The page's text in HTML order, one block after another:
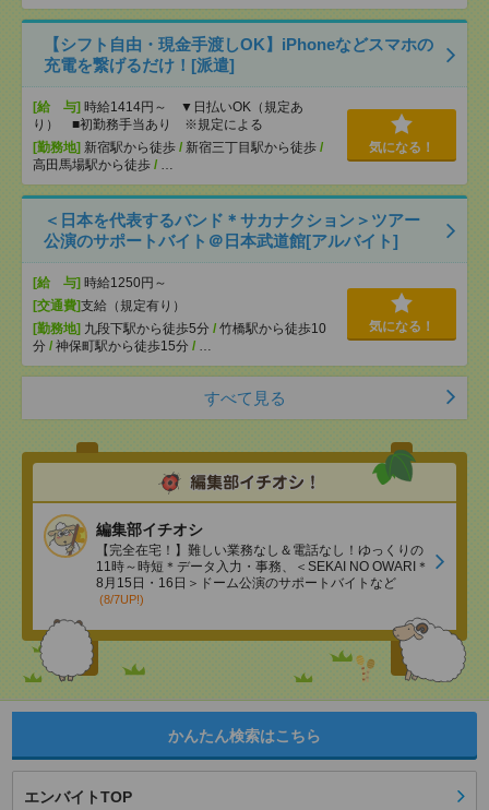
【シフト自由・現金手渡しOK】iPhoneなどスマホの
充電を繋げるだけ！[派遣]
[給 与] 時給1414円～ ▼日払いOK（規定あ
り） ■初勤務手当あり ※規定による
[勤務地] 新宿駅から徒歩 / 新宿三丁目駅から徒歩 /
高田馬場駅から徒歩 / …
気になる！
＜日本を代表するバンド＊サカナクション＞ツアー
公演のサポートバイト＠日本武道館[アルバイト]
[給 与] 時給1250円～
[交通費]支給（規定有り）
[勤務地] 九段下駅から徒歩5分 / 竹橋駅から徒歩10
分 / 神保町駅から徒歩15分 / …
気になる！
すべて見る
編集部イチオシ
【完全在宅！】難しい業務なし＆電話なし！ゆっくりの
11時～時短＊データ入力・事務、＜SEKAI NO OWARI＊
8月15日・16日＞ドーム公演のサポートバイトなど
(8/7UP!)
かんたん検索はこちら
エンバイトTOP